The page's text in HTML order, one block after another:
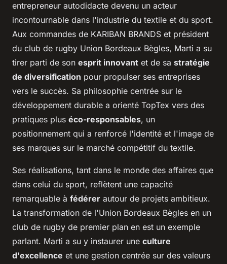
entrepreneur autodidacte devenu un acteur
incontournable dans l'industrie du textile et du sport.
Aux commandes de KARIBAN BRANDS et président
du club de rugby Union Bordeaux Bègles, Marti a su
tirer parti de son esprit innovant et de sa stratégie
de diversification pour propulser ses entreprises
vers le succès. Sa philosophie centrée sur le
développement durable a orienté TopTex vers des
pratiques plus éco-responsables, un
positionnement qui a renforcé l'identité et l'image de
ses marques sur le marché compétitif du textile.
Ses réalisations, tant dans le monde des affaires que
dans celui du sport, reflètent une capacité
remarquable à fédérer autour de projets ambitieux.
La transformation de l'Union Bordeaux Bègles en un
club de rugby de premier plan en est un exemple
parlant. Marti a su y instaurer une culture
d'excellence et une gestion centrée sur des valeurs